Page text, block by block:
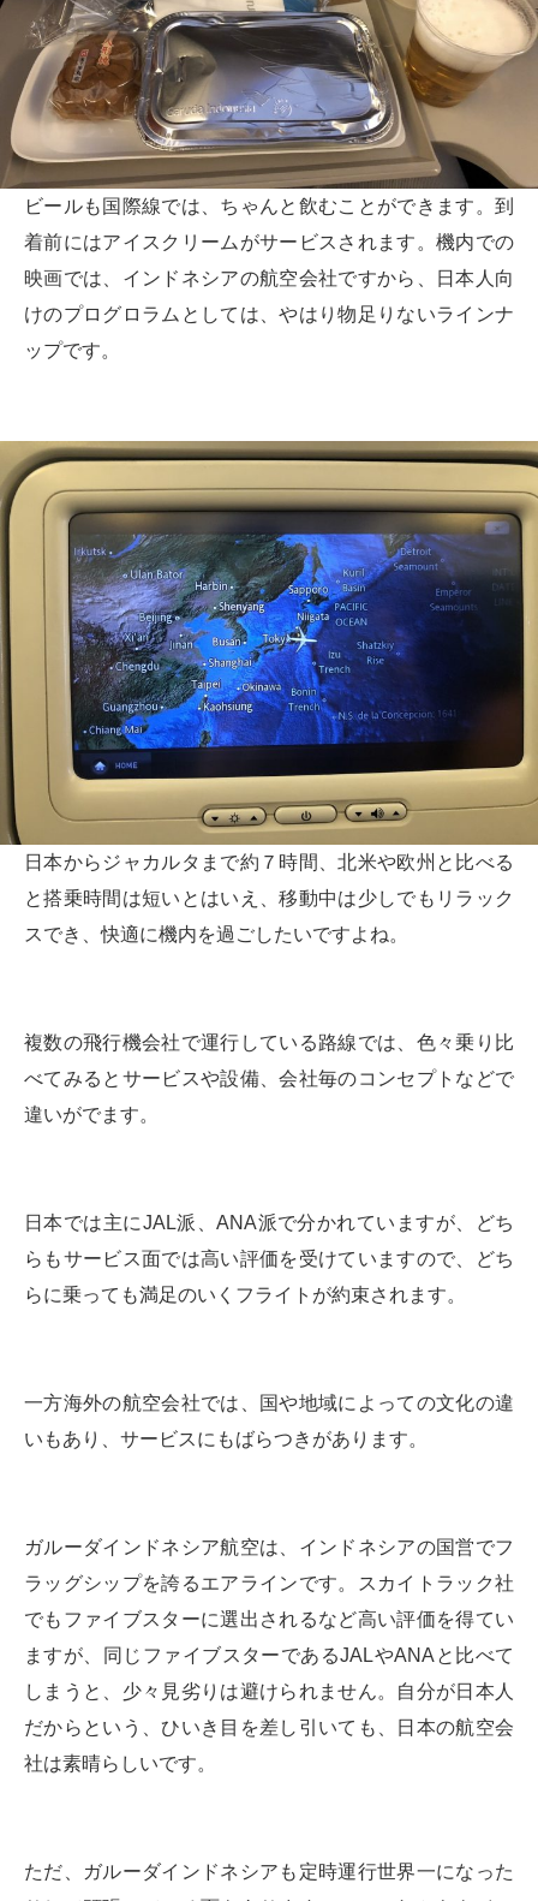
ビールも国際線では、ちゃんと飲むことができます。到
着前にはアイスクリームがサービスされます。機内での
映画では、インドネシアの航空会社ですから、日本人向
けのプログロラムとしては、やはり物足りないラインナ
ップです。
日本からジャカルタまで約７時間、北米や欧州と比べる
と搭乗時間は短いとはいえ、移動中は少しでもリラック
スでき、快適に機内を過ごしたいですよね。
複数の飛行機会社で運行している路線では、色々乗り比
べてみるとサービスや設備、会社毎のコンセプトなどで
違いがでます。
日本では主にJAL派、ANA派で分かれていますが、どち
らもサービス面では高い評価を受けていますので、どち
らに乗っても満足のいくフライトが約束されます。
一方海外の航空会社では、国や地域によっての文化の違
いもあり、サービスにもばらつきがあります。
ガルーダインドネシア航空は、インドネシアの国営でフ
ラッグシップを誇るエアラインです。スカイトラック社
でもファイブスターに選出されるなど高い評価を得てい
ますが、同じファイブスターであるJALやANAと比べて
しまうと、少々見劣りは避けられません。自分が日本人
だからという、ひいき目を差し引いても、日本の航空会
社は素晴らしいです。
ただ、ガルーダインドネシアも定時運行世界一になった